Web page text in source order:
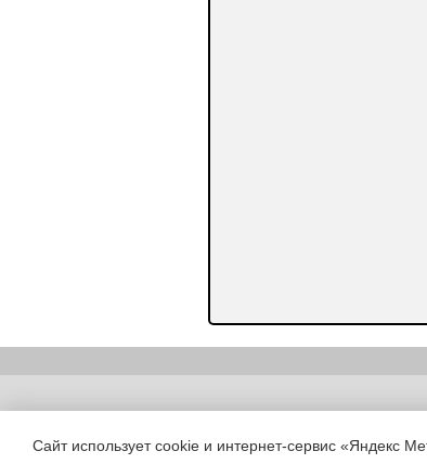
Сайт использует cookie и интернет-сервис «Яндекс